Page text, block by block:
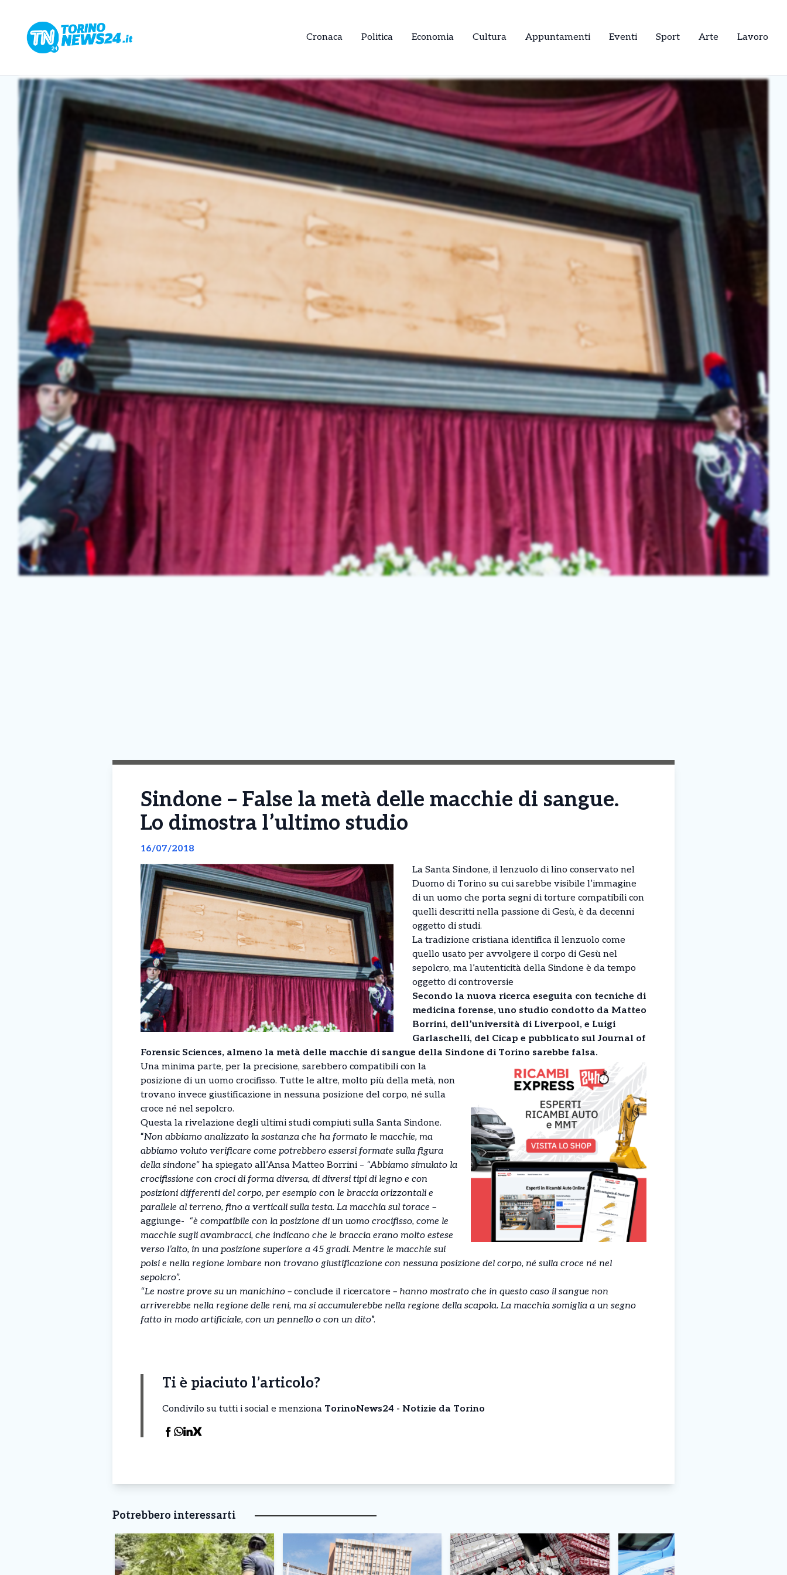
Cronaca Politica Economia Cultura Appuntamenti Eventi Sport Arte Lavoro
Sindone – False la metà delle macchie di sangue.
Lo dimostra l’ultimo studio
16/07/2018
La Santa Sindone, il lenzuolo di lino conservato nel
Duomo di Torino su cui sarebbe visibile l’immagine
di un uomo che porta segni di torture compatibili con
quelli descritti nella passione di Gesù, è da decenni
oggetto di studi.
La tradizione cristiana identifica il lenzuolo come
quello usato per avvolgere il corpo di Gesù nel
sepolcro, ma l’autenticità della Sindone è da tempo
oggetto di controversie
Secondo la nuova ricerca eseguita con tecniche di
medicina forense, uno studio condotto da Matteo
Borrini, dell’università di Liverpool, e Luigi
Garlaschelli, del Cicap e pubblicato sul Journal of
Forensic Sciences, almeno la metà delle macchie di sangue della Sindone di Torino sarebbe falsa.
Una minima parte, per la precisione, sarebbero compatibili con la
posizione di un uomo crocifisso. Tutte le altre, molto più della metà, non
trovano invece giustificazione in nessuna posizione del corpo, né sulla
croce né nel sepolcro.
Questa la rivelazione degli ultimi studi compiuti sulla Santa Sindone.
“Non abbiamo analizzato la sostanza che ha formato le macchie, ma
abbiamo voluto verificare come potrebbero essersi formate sulla figura
della sindone” ha spiegato all’Ansa Matteo Borrini – “Abbiamo simulato la
crocifissione con croci di forma diversa, di diversi tipi di legno e con
posizioni differenti del corpo, per esempio con le braccia orizzontali e
parallele al terreno, fino a verticali sulla testa. La macchia sul torace –
aggiunge- “è compatibile con la posizione di un uomo crocifisso, come le
macchie sugli avambracci, che indicano che le braccia erano molto estese
verso l’alto, in una posizione superiore a 45 gradi. Mentre le macchie sui
polsi e nella regione lombare non trovano giustificazione con nessuna posizione del corpo, né sulla croce né nel
sepolcro”.
“Le nostre prove su un manichino – conclude il ricercatore – hanno mostrato che in questo caso il sangue non
arriverebbe nella regione delle reni, ma si accumulerebbe nella regione della scapola. La macchia somiglia a un segno
fatto in modo artificiale, con un pennello o con un dito”.
Ti è piaciuto l’articolo?
Condivilo su tutti i social e menziona TorinoNews24 - Notizie da Torino
Potrebbero interessarti